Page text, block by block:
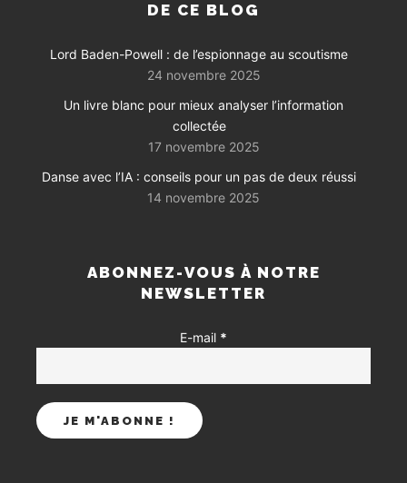
DE CE BLOG
Lord Baden-Powell : de l’espionnage au scoutisme
24 novembre 2025
Un livre blanc pour mieux analyser l’information
collectée
17 novembre 2025
Danse avec l’IA : conseils pour un pas de deux réussi
14 novembre 2025
ABONNEZ-VOUS À NOTRE
NEWSLETTER
E-mail *